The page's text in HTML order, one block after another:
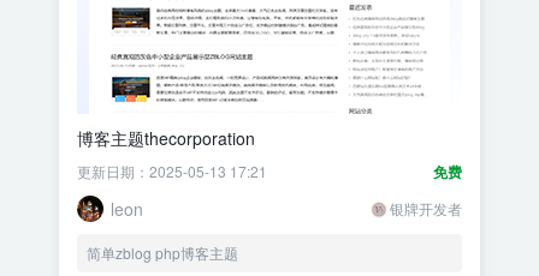
博客主题thecorporation
免费
更新日期：2025-05-13 17:21
leon 银牌开发者
简单zblog php博客主题